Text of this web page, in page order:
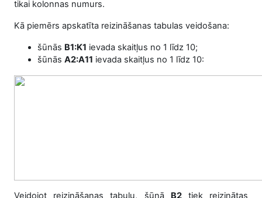
tikai kolonnas numurs.
Kā piemērs apskatīta reizināšanas tabulas veidošana:
šūnās B1:K1 ievada skaitļus no 1 līdz 10;
šūnās A2:A11 ievada skaitļus no 1 līdz 10: